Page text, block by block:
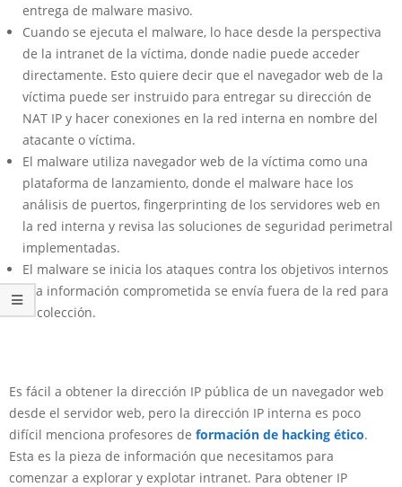
entrega de malware masivo.
Cuando se ejecuta el malware, lo hace desde la perspectiva
de la intranet de la víctima, donde nadie puede acceder
directamente. Esto quiere decir que el navegador web de la
víctima puede ser instruido para entregar su dirección de
NAT IP y hacer conexiones en la red interna en nombre del
atacante o víctima.
El malware utiliza navegador web de la víctima como una
plataforma de lanzamiento, donde el malware hace los
análisis de puertos, fingerprinting de los servidores web en
la red interna y revisa las soluciones de seguridad perimetral
implementadas.
El malware se inicia los ataques contra los objetivos internos
y la información comprometida se envía fuera de la red para
la colección.
Es fácil a obtener la dirección IP pública de un navegador web
desde el servidor web, pero la dirección IP interna es poco
difícil menciona profesores de formación de hacking ético.
Esta es la pieza de información que necesitamos para
comenzar a explorar y explotar intranet. Para obtener IP